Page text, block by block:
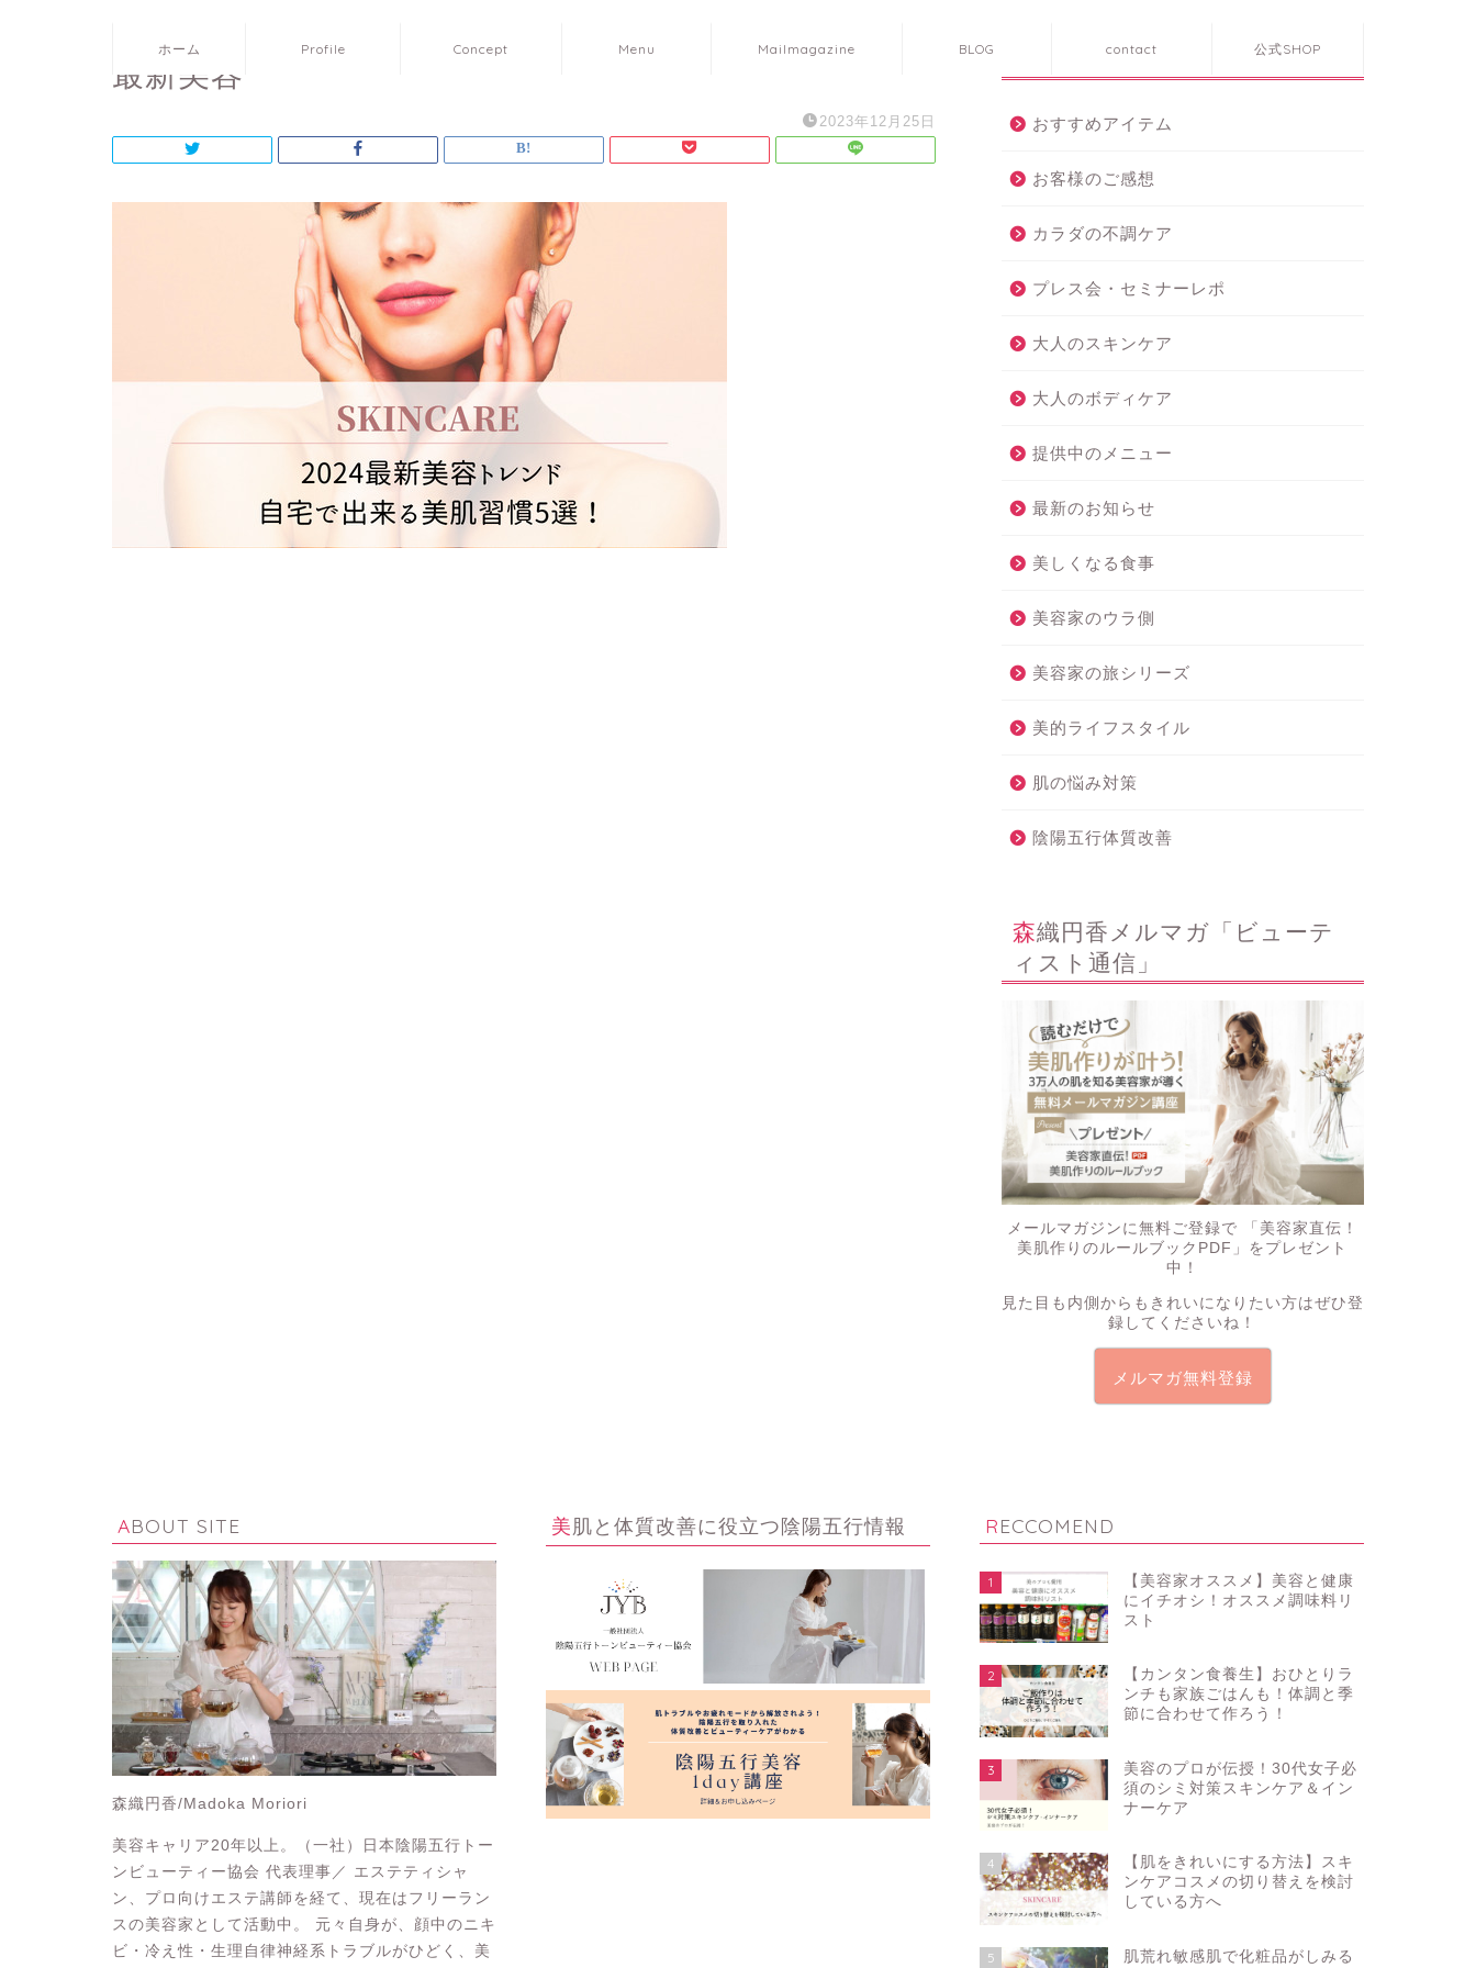
ホーム Profile Concept Menu Mailmagazine BLOG contact 公式SHOP
最新美容
2023年12月25日
カテゴリー
おすすめアイテム
お客様のご感想
カラダの不調ケア
プレス会・セミナーレポ
大人のスキンケア
大人のボディケア
提供中のメニュー
最新のお知らせ
美しくなる食事
美容家のウラ側
美容家の旅シリーズ
美的ライフスタイル
肌の悩み対策
陰陽五行体質改善
森織円香メルマガ「ビューテ
ィスト通信」
メールマガジンに無料ご登録で
「美容家直伝！
美肌作りのルールブックPDF」 をプレゼント
中！
見た目も内側からもきれいになりたい方はぜひ登
録してくださいね！
メルマガ無料登録
ABOUT SITE
森織円香/Madoka Moriori
美容キャリア20年以上。（一社）日本陰陽五行トー
ンビューティー協会 代表理事／ エステティシャ
ン、プロ向けエステ講師を経て、現在はフリーラン
スの美容家として活動中。 元々自身が、顔中のニキ
ビ・冷え性・生理自律神経系トラブルがひどく、美
美肌と体質改善に役立つ陰陽五行情報 RECCOMEND
1
【美容家オススメ】美容と健康
にイチオシ！オススメ調味料リ
スト
2
【カンタン食養生】おひとりラ
ンチも家族ごはんも！体調と季
節に合わせて作ろう！
3
美容のプロが伝授！30代女子必
須のシミ対策スキンケア＆イン
ナーケア
4
【肌をきれいにする方法】スキ
ンケアコスメの切り替えを検討
している方へ
5 肌荒れ敏感肌で化粧品がしみる